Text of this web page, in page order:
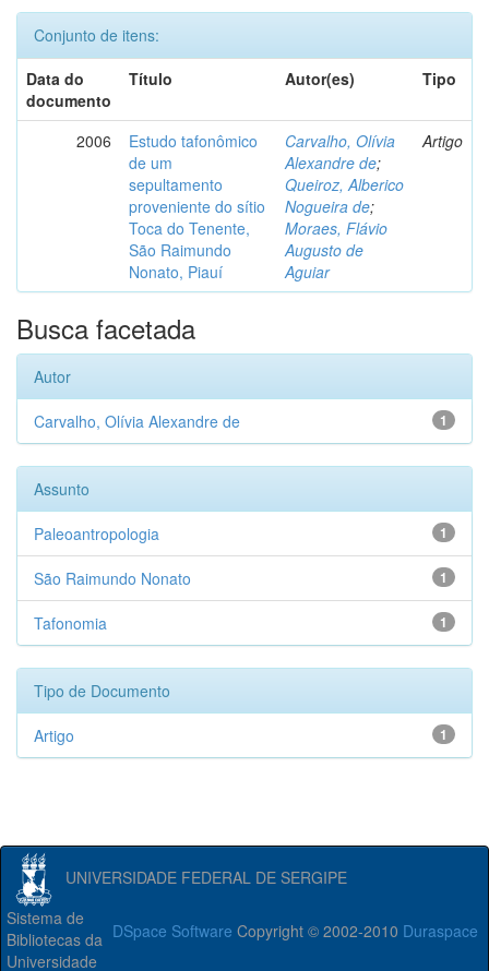
Conjunto de itens:
Data do
documento
Título Autor(es) Tipo
2006
Estudo tafonômico
de um
sepultamento
proveniente do sítio
Toca do Tenente,
São Raimundo
Nonato, Piauí
Carvalho, Olívia
Alexandre de;
Queiroz, Alberico
Nogueira de;
Moraes, Flávio
Augusto de
Aguiar
Artigo
Busca facetada
Autor
1
Carvalho, Olívia Alexandre de
Assunto
1
Paleoantropologia
1
São Raimundo Nonato
1
Tafonomia
Tipo de Documento
1
Artigo
UNIVERSIDADE FEDERAL DE SERGIPE
DSpace Software Copyright © 2002-2010 Duraspace
Sistema de
Bibliotecas da
Universidade